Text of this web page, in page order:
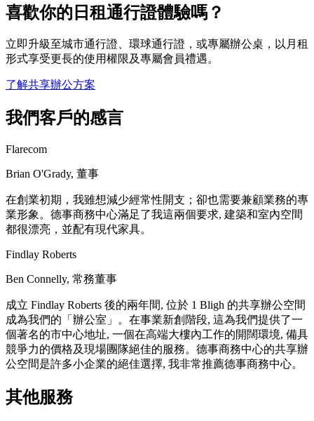
喜歡你的日租通行證體驗嗎？
立即升級至城市通行證、環球通行證，或專屬辦公桌，以月租
形式享受更長的使用權限及專屬會員禮遇。
了解共享辦公方案
我們客戶的感言
Flarecom
Brian O'Grady, 董事
在創業初期，我雖想減少經常性開支；卻也需要兼顧業務的專
業形象。德事商務中心滿足了我這兩個要求, 建築和室內空間
都很漂亮，並配有現代家具。
Findlay Roberts
Ben Connelly, 常務董事
成立 Findlay Roberts 後的兩年間, 位於 1 Bligh 的共享辦公空間
成為我們的「辦公室」。在事業新創階段, 這為我們提供了一
個著名的市中心地址, 一個在高端大樓內工作的開闊環境, 備具
競爭力的價格及現場團隊絕佳的服務。德事商務中心的共享辦
公空間是許多小企業的絕佳選擇, 我非常推薦德事商務中心。
其他服務